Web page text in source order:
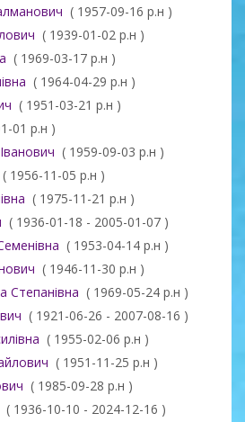
( 1957-09-16 р.н )
( 1939-01-02 р.н )
( 1969-03-17 р.н )
( 1964-04-29 р.н )
( 1951-03-21 р.н )
01 р.н )
( 1959-09-03 р.н )
( 1956-11-05 р.н )
( 1975-11-21 р.н )
( 1936-01-18 - 2005-01-07 )
( 1953-04-14 р.н )
( 1946-11-30 р.н )
Степанівна ( 1969-05-24 р.н )
( 1921-06-26 - 2007-08-16 )
( 1955-02-06 р.н )
( 1951-11-25 р.н )
( 1985-09-28 р.н )
( 1936-10-10 - 2024-12-16 )